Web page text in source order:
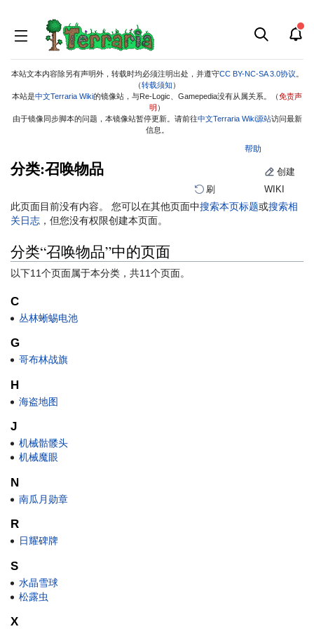
本站文本内容除另有声明外，转载时均必须注明出处，并遵守CC BY-NC-SA 3.0协议
（转载须知 ）
本站是中文Terraria Wiki的镜像站，与Re-Logic、Gamepedia没有从属关系。（免责声
明 ）
由于镜像同步脚本的问题，本镜像站暂停更新。请前往中文Terraria Wiki源站访问最新
信息。
帮助
分类:召唤物品
刷
创建
WIKI
跳
到
航
跳
到
索
此页面目前没有内容。 您可以在其他页面中搜索本页标题或搜索相
关日志 ，但您没有权限创建本页面。
分类“召唤物品”中的页面
以下11个页面属于本分类，共11个页面。
C
丛林蜥蜴电池
G
哥布林战旗
H
海盗地图
J
机械骷髅头
机械魔眼
N
南瓜月勋章
R
日耀碑牌
S
水晶雪球
松露虫
X